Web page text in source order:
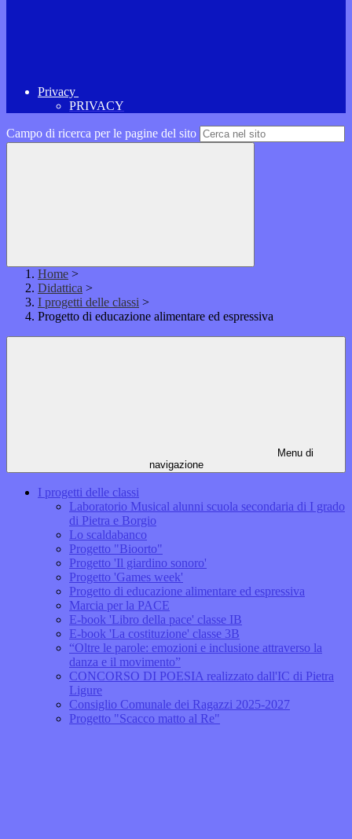
Privacy
PRIVACY
Campo di ricerca per le pagine del sito
Home >
Didattica >
I progetti delle classi >
Progetto di educazione alimentare ed espressiva
Menu di
navigazione
I progetti delle classi
Laboratorio Musical alunni scuola secondaria di I grado
di Pietra e Borgio
Lo scaldabanco
Progetto "Bioorto"
Progetto 'Il giardino sonoro'
Progetto 'Games week'
Progetto di educazione alimentare ed espressiva
Marcia per la PACE
E-book 'Libro della pace' classe IB
E-book 'La costituzione' classe 3B
“Oltre le parole: emozioni e inclusione attraverso la
danza e il movimento”
CONCORSO DI POESIA realizzato dall'IC di Pietra
Ligure
Consiglio Comunale dei Ragazzi 2025-2027
Progetto "Scacco matto al Re"